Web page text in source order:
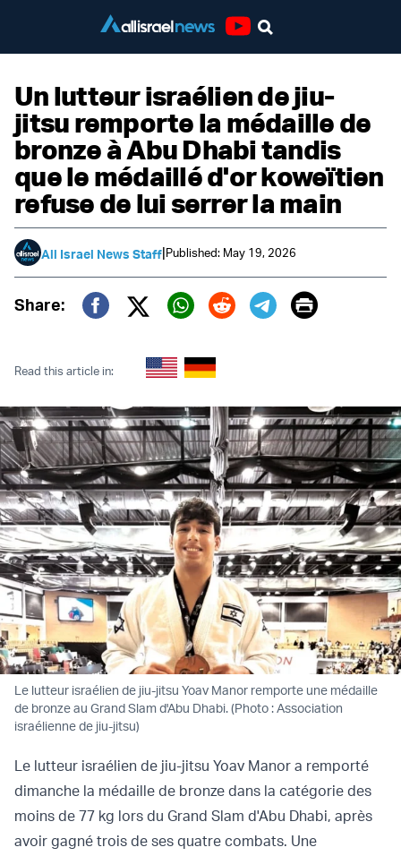
Un lutteur israélien de jiu-
jitsu remporte la médaille de
bronze à Abu Dhabi tandis
que le médaillé d'or koweïtien
refuse de lui serrer la main
All Israel News Staff|Published: May 19, 2026
Share:
Twitter (X)
Print
Read this article in:
Le lutteur israélien de jiu-jitsu Yoav Manor remporte une médaille
de bronze au Grand Slam d'Abu Dhabi. (Photo : Association
israélienne de jiu-jitsu)
Le lutteur israélien de jiu-jitsu Yoav Manor a remporté
dimanche la médaille de bronze dans la catégorie des
moins de 77 kg lors du Grand Slam d'Abu Dhabi, après
avoir gagné trois de ses quatre combats. Une